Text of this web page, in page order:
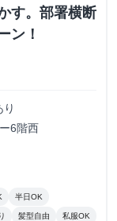
す。部署横断
ン！
6階西
半日OK
髪型自由 私服OK